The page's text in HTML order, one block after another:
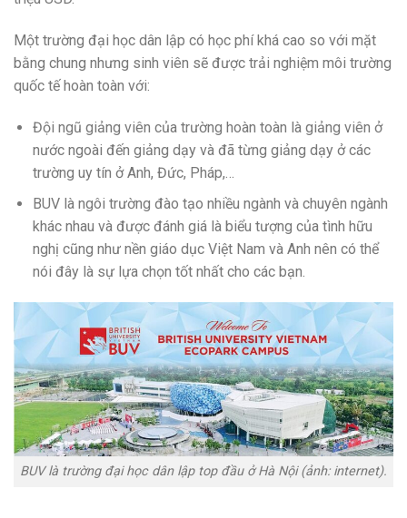
Một trường đại học dân lập có học phí khá cao so với mặt
bằng chung nhưng sinh viên sẽ được trải nghiệm môi trường
quốc tế hoàn toàn với:
Đội ngũ giảng viên của trường hoàn toàn là giảng viên ở
nước ngoài đến giảng dạy và đã từng giảng dạy ở các
trường uy tín ở Anh, Đức, Pháp,…
BUV là ngôi trường đào tạo nhiều ngành và chuyên ngành
khác nhau và được đánh giá là biểu tượng của tình hữu
nghị cũng như nền giáo dục Việt Nam và Anh nên có thể
nói đây là sự lựa chọn tốt nhất cho các bạn.
BUV là trường đại học dân lập top đầu ở Hà Nội (ảnh: internet).